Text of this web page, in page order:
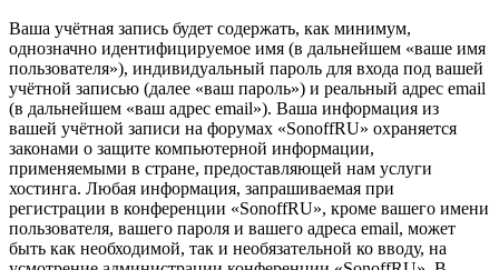
Ваша учётная запись будет содержать, как минимум,
однозначно идентифицируемое имя (в дальнейшем «ваше имя
пользователя»), индивидуальный пароль для входа под вашей
учётной записью (далее «ваш пароль») и реальный адрес email
(в дальнейшем «ваш адрес email»). Ваша информация из
вашей учётной записи на форумах «SonoffRU» охраняется
законами о защите компьютерной информации,
применяемыми в стране, предоставляющей нам услуги
хостинга. Любая информация, запрашиваемая при
регистрации в конференции «SonoffRU», кроме вашего имени
пользователя, вашего пароля и вашего адреса email, может
быть как необходимой, так и необязательной ко вводу, на